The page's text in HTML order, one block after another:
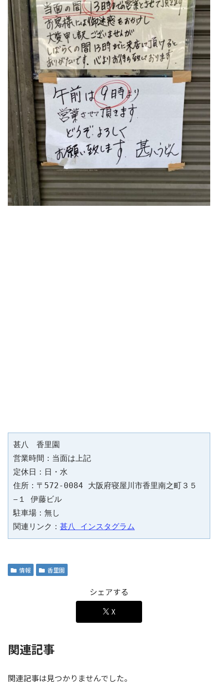
甚八　香里園
営業時間：当面は上記
定休日：日・水
住所：〒572-0084 大阪府寝屋川市香里南之町３５
−１ 伊藤ビル
駐車場：無し
関連リンク： 甚八 インスタグラム
情報 香里園
シェアする
X
関連記事
関連記事は見つかりませんでした。